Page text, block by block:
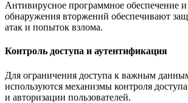
Антивирусное программное обеспечение
обнаружения вторжений обеспечивают
атак и попыток взлома.
Контроль доступа и аутентификация
Для ограничения доступа к важным
используются механизмы контроля
и авторизации пользователей.